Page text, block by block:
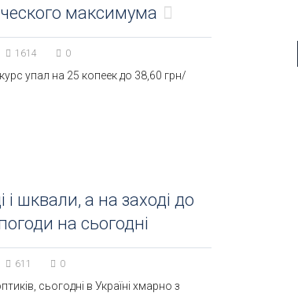
максимума
1614 0
упал на 25 копеек до 38,60 грн/
шквали, а на заході до
на сьогодні
611 0
сьогодні в Україні хмарно з